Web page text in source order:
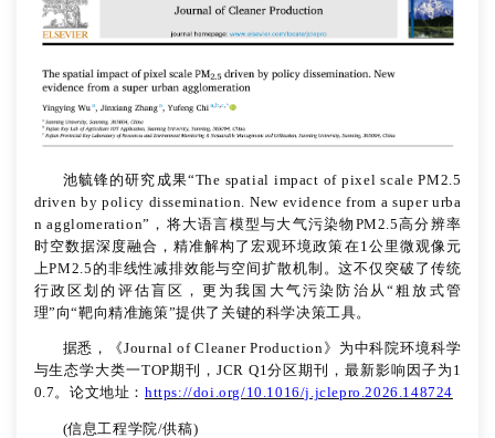
池毓锋的研究成果“The spatial impact of pixel scale PM2.5
driven by policy dissemination. New evidence from a super urba
n agglomeration”，将大语言模型与大气污染物PM2.5高分辨率
时空数据深度融合，精准解构了宏观环境政策在1公里微观像元
上PM2.5的非线性减排效能与空间扩散机制。这不仅突破了传统
行政区划的评估盲区，更为我国大气污染防治从“粗放式管
理”向“靶向精准施策”提供了关键的科学决策工具。
据悉，《Journal of Cleaner Production》为中科院环境科学
与生态学大类一TOP期刊，JCR Q1分区期刊，最新影响因子为1
0.7。论文地址： https://doi.org/10.1016/j.jclepro.2026.148724
(信息工程学院/供稿)